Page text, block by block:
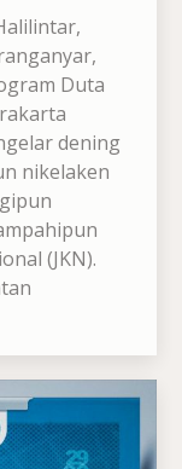
Duta
dening
nikelaken
(JKN).